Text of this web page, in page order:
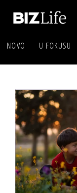
NOVO U FOKUSU